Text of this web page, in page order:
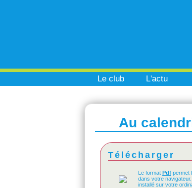
Le club L'actu
Au
Télécharger
Le format Pdf permet
dans votre
installé sur votre